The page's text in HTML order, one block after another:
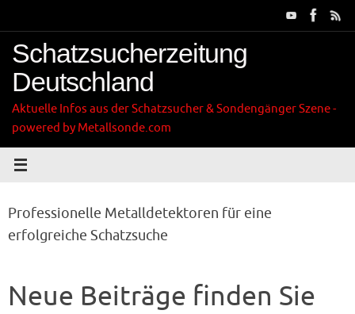
Inhalt
springen
Schatzsucherzeitung
Deutschland
Aktuelle Infos aus der Schatzsucher & Sondengänger Szene -
powered by Metallsonde.com
Professionelle Metalldetektoren für eine
erfolgreiche Schatzsuche
Neue Beiträge finden Sie